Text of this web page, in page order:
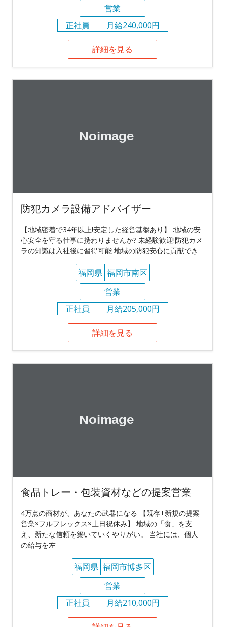
営業
正社員
月給240,000円
詳細を見る
防犯カメラ設備アドバイザー
【地域密着で34年以上!安定した経営基盤あり】 地域の安
心安全を守る仕事に携わりませんか? 未経験歓迎!防犯カメ
ラの知識は入社後に習得可能 地域の防犯安心に貢献でき
福岡県 福岡市南区
営業
正社員
月給205,000円
詳細を見る
食品トレー・包装資材などの提案営業
4万点の商材が、あなたの武器になる 【既存+新規の提案
営業×フルフレックス×土日祝休み】 地域の「食」を支
え、新たな信頼を築いていくやりがい。 当社には、個人
の給与を左
福岡県 福岡市博多区
営業
正社員
月給210,000円